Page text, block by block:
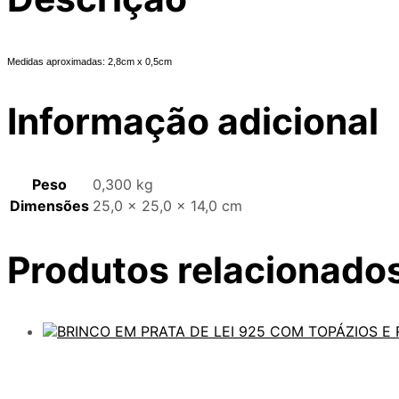
Medidas aproximadas: 2,8cm x 0,5cm
Informação adicional
Peso
0,300 kg
Dimensões 25,0 × 25,0 × 14,0 cm
Produtos